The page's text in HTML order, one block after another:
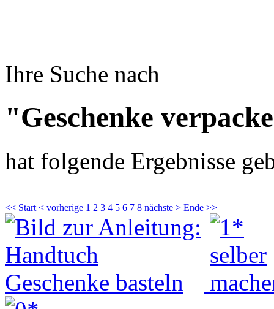
Ihre Suche nach
"Geschenke
hat folgende Ergebnisse
<< Start < vorherige 1 2 3 4 5 6 7 8 nächste > Ende >>